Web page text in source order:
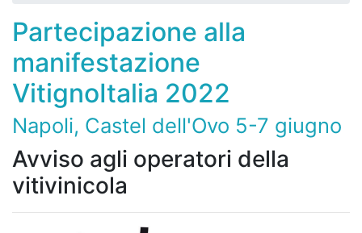
Partecipazione alla
manifestazione
VitignoItalia 2022
Napoli, Castel dell'Ovo 5-7 giugno
Avviso agli operatori della
vitivinicola